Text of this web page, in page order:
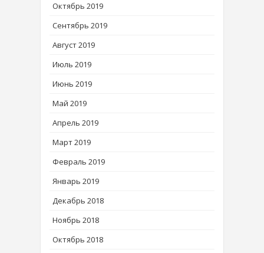
Октябрь 2019
Сентябрь 2019
Август 2019
Июль 2019
Июнь 2019
Май 2019
Апрель 2019
Март 2019
Февраль 2019
Январь 2019
Декабрь 2018
Ноябрь 2018
Октябрь 2018